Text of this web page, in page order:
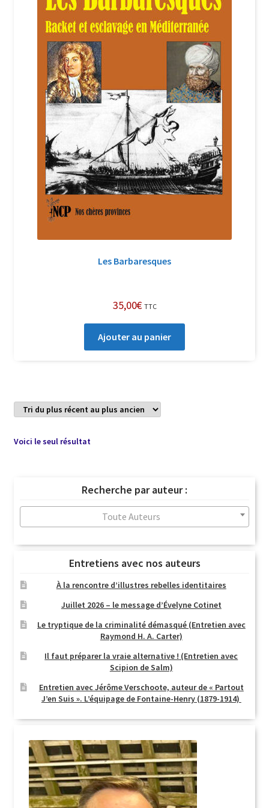
Login Customizer
Newsletter
Nous Contacter
Politique de confidentialité et cookies
Qui sommes-nous ?
Soutien à Philippe Randa
Suivi de la Commande
Les Barbaresques
35,00€ TTC
Ajouter au panier
Voici le seul résultat
Recherche par auteur :
Toute Auteurs
Entretiens avec nos auteurs
À la rencontre d’illustres rebelles identitaires
Juillet 2026 – le message d’Évelyne Cotinet
Le tryptique de la criminalité démasqué (Entretien avec
Raymond H. A. Carter)
Il faut préparer la vraie alternative ! (Entretien avec
Scipion de Salm)
Entretien avec Jérôme Verschoote, auteur de « Partout
J’en Suis ». L’équipage de Fontaine-Henry (1879-1914)